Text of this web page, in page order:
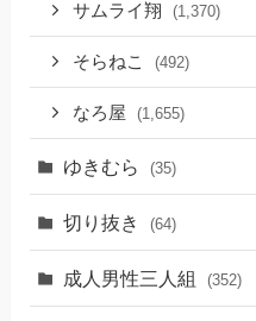
サムライ翔 (1,370)
そらねこ (492)
なろ屋 (1,655)
ゆきむら (35)
切り抜き (64)
成人男性三人組 (352)